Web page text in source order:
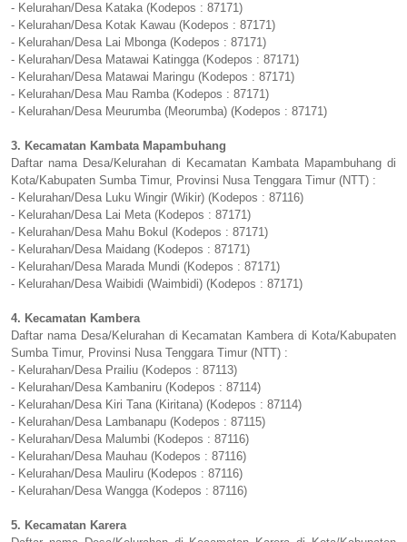
- Kelurahan/Desa Kataka (Kodepos : 87171)
- Kelurahan/Desa Kotak Kawau (Kodepos : 87171)
- Kelurahan/Desa Lai Mbonga (Kodepos : 87171)
- Kelurahan/Desa Matawai Katingga (Kodepos : 87171)
- Kelurahan/Desa Matawai Maringu (Kodepos : 87171)
- Kelurahan/Desa Mau Ramba (Kodepos : 87171)
- Kelurahan/Desa Meurumba (Meorumba) (Kodepos : 87171)
3. Kecamatan Kambata Mapambuhang
Daftar nama Desa/Kelurahan di Kecamatan Kambata Mapambuhang di
Kota/Kabupaten Sumba Timur, Provinsi Nusa Tenggara Timur (NTT) :
- Kelurahan/Desa Luku Wingir (Wikir) (Kodepos : 87116)
- Kelurahan/Desa Lai Meta (Kodepos : 87171)
- Kelurahan/Desa Mahu Bokul (Kodepos : 87171)
- Kelurahan/Desa Maidang (Kodepos : 87171)
- Kelurahan/Desa Marada Mundi (Kodepos : 87171)
- Kelurahan/Desa Waibidi (Waimbidi) (Kodepos : 87171)
4. Kecamatan Kambera
Daftar nama Desa/Kelurahan di Kecamatan Kambera di Kota/Kabupaten
Sumba Timur, Provinsi Nusa Tenggara Timur (NTT) :
- Kelurahan/Desa Prailiu (Kodepos : 87113)
- Kelurahan/Desa Kambaniru (Kodepos : 87114)
- Kelurahan/Desa Kiri Tana (Kiritana) (Kodepos : 87114)
- Kelurahan/Desa Lambanapu (Kodepos : 87115)
- Kelurahan/Desa Malumbi (Kodepos : 87116)
- Kelurahan/Desa Mauhau (Kodepos : 87116)
- Kelurahan/Desa Mauliru (Kodepos : 87116)
- Kelurahan/Desa Wangga (Kodepos : 87116)
5. Kecamatan Karera